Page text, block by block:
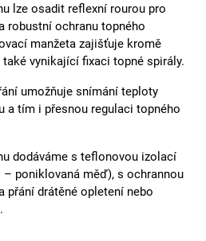
lze osadit reflexní rourou pro
robustní ochranu topného
manžeta zajišťuje kromě
vynikající fixaci topné spirály.
umožňuje snímání teploty
a tím i přesnou regulaci topného
dodáváme s teflonovou izolací
poniklovaná měď), s ochrannou
přání drátěné opletení nebo